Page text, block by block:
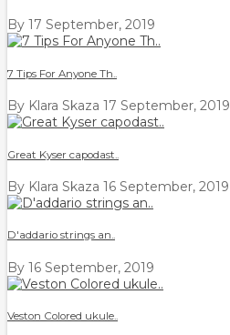
By 17 September, 2019
7 Tips For Anyone Th..
By Klara Skaza 17 September, 2019
Great Kyser capodast..
By Klara Skaza 16 September, 2019
D'addario strings an..
By 16 September, 2019
Veston Colored ukule..